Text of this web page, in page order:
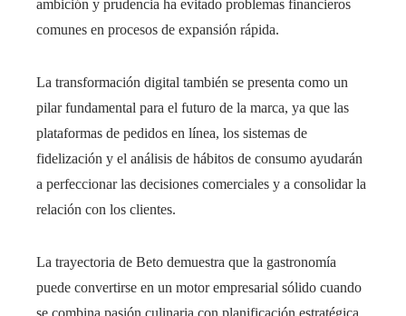
ambición y prudencia ha evitado problemas financieros
comunes en procesos de expansión rápida.
La transformación digital también se presenta como un
pilar fundamental para el futuro de la marca, ya que las
plataformas de pedidos en línea, los sistemas de
fidelización y el análisis de hábitos de consumo ayudarán
a perfeccionar las decisiones comerciales y a consolidar la
relación con los clientes.
La trayectoria de Beto demuestra que la gastronomía
puede convertirse en un motor empresarial sólido cuando